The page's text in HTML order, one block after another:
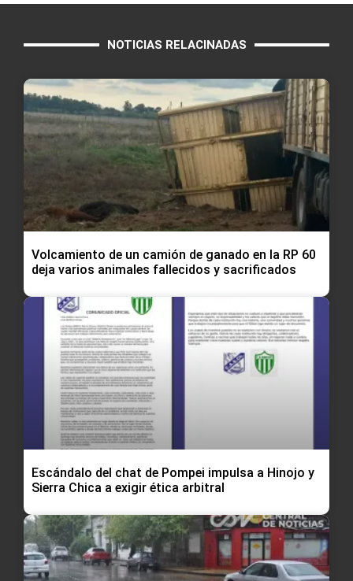
NOTICIAS RELACINADAS
Volcamiento de un camión de ganado en la RP 60
deja varios animales fallecidos y sacrificados
Escándalo del chat de Pompei impulsa a Hinojo y
Sierra Chica a exigir ética arbitral